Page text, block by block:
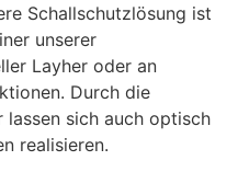
Schallschutzlösung ist
unserer
Layher oder an
Durch die
sich auch optisch
realisieren.